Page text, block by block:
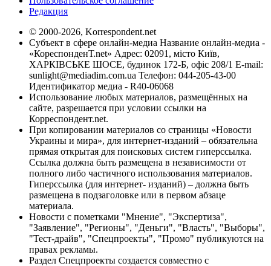
Редакция
© 2000-2026, Korrespondent.net
Субъект в сфере онлайн-медиа Название онлайн-медиа -
«КореспонденТ.net» Адрес: 02091, місто Київ,
ХАРКІВСЬКЕ ШОСЕ, будинок 172-Б, офіс 208/1 E-mail:
sunlight@mediadim.com.ua Телефон: 044-205-43-00
Идентификатор медиа - R40-06068
Использование любых материалов, размещённых на
сайте, разрешается при условии ссылки на
Корреспондент.net.
При копировании материалов со страницы «Новости
Украины и мира», для интернет-изданий – обязательна
прямая открытая для поисковых систем гиперссылка.
Ссылка должна быть размещена в независимости от
полного либо частичного использования материалов.
Гиперссылка (для интернет- изданий) – должна быть
размещена в подзаголовке или в первом абзаце
материала.
Новости с пометками "Мнение", "Экспертиза",
"Заявление", "Регионы", "Деньги", "Власть", "Выборы",
"Тест-драйв", "Спецпроекты", "Промо" публикуются на
правах рекламы.
Раздел Спецпроекты создается совместно с